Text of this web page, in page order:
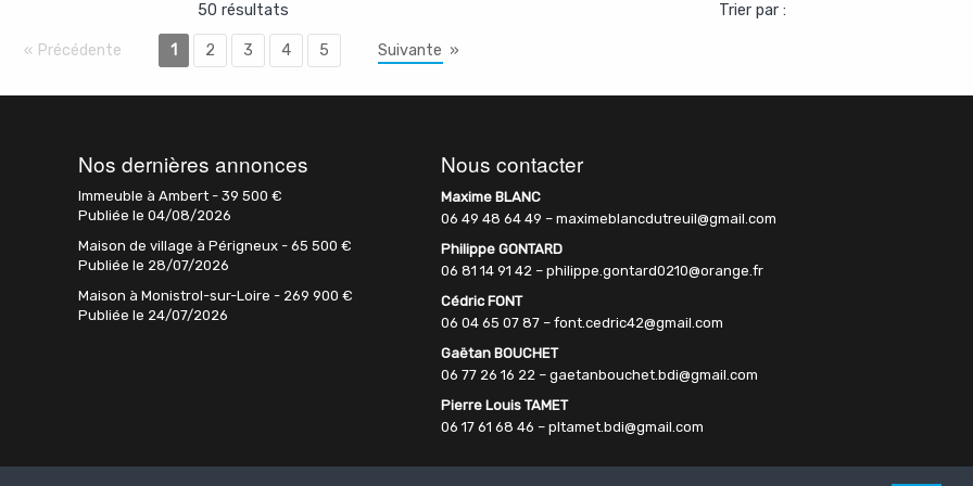
Trier par :
50 résultats
« Précédente 1 2 3 4 5 Suivante »
Montbrison 319 900 € VenteAppartement
Nos dernières annonces
Immeuble à Ambert -39 500 €
Publiée le 04/08/2026
Maison de village à Périgneux -65 500 €
Publiée le 28/07/2026
Maison à Monistrol-sur-Loire - 269 900 €
Publiée le 24/07/2026
Nous contacter
Maxime BLANC
06 49 48 64 49 – maximeblancdutreuil@gmail.com
Philippe GONTARD
06 81 14 91 42 – philippe.gontard0210@orange.fr
Cédric FONT
06 04 65 07 87 – font.cedric42@gmail.com
Gaëtan BOUCHET
06 77 26 16 22 – gaetanbouchet.bdi@gmail.com
Pierre Louis TAMET
06 17 61 68 46 – pltamet.bdi@gmail.com